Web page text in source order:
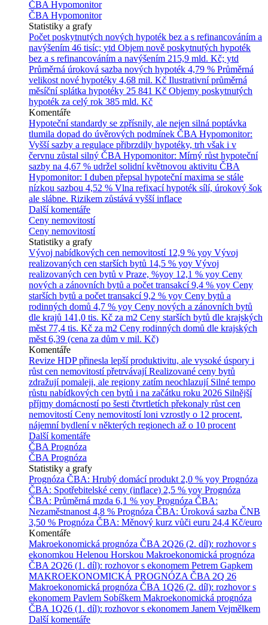
ČBA Hypomonitor
ČBA Hypomonitor
Statistiky a grafy
Počet poskytnutých nových hypoték bez a s refinancováním a
navýšením 46 tisíc; ytd Objem nově poskytnutých hypoték
bez a s refinancováním a navýšením 215,9 mld. Kč; ytd
Průměrná úroková sazba nových hypoték 4,79 % Průměrná
velikost nové hypotéky 4,68 mil. Kč Ilustrativní průměrná
měsíční splátka hypotéky 25 841 Kč Objemy poskytnutých
hypoték za celý rok 385 mld. Kč
Komentáře
Hypoteční standardy se zpřísnily, ale nejen silná poptávka
tlumila dopad do úvěrových podmínek ČBA Hypomonitor:
Vyšší sazby a regulace přibrzdily hypotéky, trh však i v
červnu zůstal silný ČBA Hypomonitor: Mírný růst hypoteční
sazby na 4,67 % udržel solidní květnovou aktivitu ČBA
Hypomonitor: I duben přepsal hypoteční maxima se stále
nízkou sazbou 4,52 % Vlna refixací hypoték sílí, úrokový šok
ale slábne. Rizikem zůstává vyšší inflace
Další komentáře
Ceny nemovitostí
Ceny nemovitostí
Statistiky a grafy
Vývoj nabídkových cen nemovitostí 12,9 % yoy Vývoj
realizovaných cen starších bytů 14,5 % yoy Vývoj
realizovaných cen bytů v Praze, %yoy 12,1 % yoy Ceny
nových a zánovních bytů a počet transakcí 9,4 % yoy Ceny
starších bytů a počet transakcí 9,2 % yoy Ceny bytů a
rodinných domů 4,7 % yoy Ceny nových a zánovních bytů
dle krajů 141,0 tis. Kč za m2 Ceny starších bytů dle krajských
měst 77,4 tis. Kč za m2 Ceny rodinných domů dle krajských
měst 6,39 (cena za dům v mil. Kč)
Komentáře
Revize HDP přinesla lepší produktivitu, ale vysoké úspory i
růst cen nemovitostí přetrvávají Realizované ceny bytů
zdražují pomaleji, ale regiony zatím neochlazují Silné tempo
růstu nabídkových cen bytů i na začátku roku 2026 Silnější
příjmy domácností po šesti čtvrtletích překonaly růst cen
nemovitostí Ceny nemovitostí loni vzrostly o 12 procent,
nájemní bydlení v některých regionech až o 10 procent
Další komentáře
ČBA Prognóza
ČBA Prognóza
Statistiky a grafy
Prognóza ČBA: Hrubý domácí produkt 2,0 % yoy Prognóza
ČBA: Spotřebitelské ceny (inflace) 2,5 % yoy Prognóza
ČBA: Průměrná mzda 6,1 % yoy Prognóza ČBA:
Nezaměstnanost 4,8 % Prognóza ČBA: Úroková sazba ČNB
3,50 % Prognóza ČBA: Měnový kurz vůči euru 24,4 Kč/euro
Komentáře
Makroekonomická prognóza ČBA 2Q26 (2. díl): rozhovor s
ekonomkou Helenou Horskou Makroekonomická prognóza
ČBA 2Q26 (1. díl): rozhovor s ekonomem Petrem Gapkem
MAKROEKONOMICKÁ PROGNÓZA ČBA 2Q 26
Makroekonomická prognóza ČBA 1Q26 (2. díl): rozhovor s
ekonomem Pavlem Sobíškem Makroekonomická prognóza
ČBA 1Q26 (1. díl): rozhovor s ekonomem Janem Vejmělkem
Další komentáře